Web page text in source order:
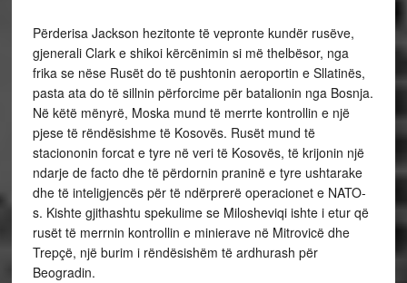
Përderisa Jackson hezitonte të vepronte kundër rusëve,
gjenerali Clark e shikoi kërcënimin si më thelbësor, nga
frika se nëse Rusët do të pushtonin aeroportin e Sllatinës,
pasta ata do të sillnin përforcime për batalionin nga Bosnja.
Në këtë mënyrë, Moska mund të merrte kontrollin e një
pjese të rëndësishme të Kosovës. Rusët mund të
staciononin forcat e tyre në veri të Kosovës, të krijonin një
ndarje de facto dhe të përdornin praninë e tyre ushtarake
dhe të inteligjencës për të ndërprerë operacionet e NATO-
s. Kishte gjithashtu spekulime se Milosheviqi ishte i etur që
rusët të merrnin kontrollin e minierave në Mitrovicë dhe
Trepçë, një burim i rëndësishëm të ardhurash për
Beogradin.